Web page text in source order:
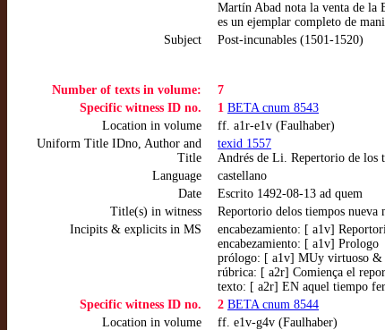
Martín Abad nota la venta de la
es un ejemplar completo de
Subject
Post-incunables (1501-1520)
Number of texts in volume:
7
Specific witness ID no.
1 BETA cnum 8543
Location in volume
ff. a1r-e1v (Faulhaber)
Uniform Title IDno, Author and
Title
texid 1557
Andrés de Li. Repertorio de los
Language
castellano
Date
Escrito 1492-08-13 ad quem
Title(s) in witness
Reportorio delos tiempos nueva
Incipits & explicits in MS
encabezamiento: [ a1v]
encabezamiento: [ a1v] Prologo
prólogo: [ a1v] MUy virtuoso &
rúbrica: [ a2r] Comiença el
texto: [ a2r] EN aquel tiempo
Specific witness ID no.
2 BETA cnum 8544
Location in volume
ff. e1v-g4v (Faulhaber)